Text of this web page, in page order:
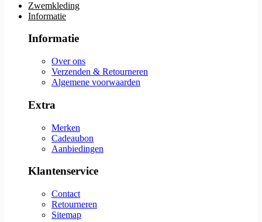
Zwemkleding
Informatie
Informatie
Over ons
Verzenden & Retourneren
Algemene voorwaarden
Extra
Merken
Cadeaubon
Aanbiedingen
Klantenservice
Contact
Retourneren
Sitemap